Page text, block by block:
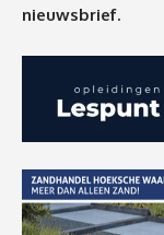
nieuwsbrief.